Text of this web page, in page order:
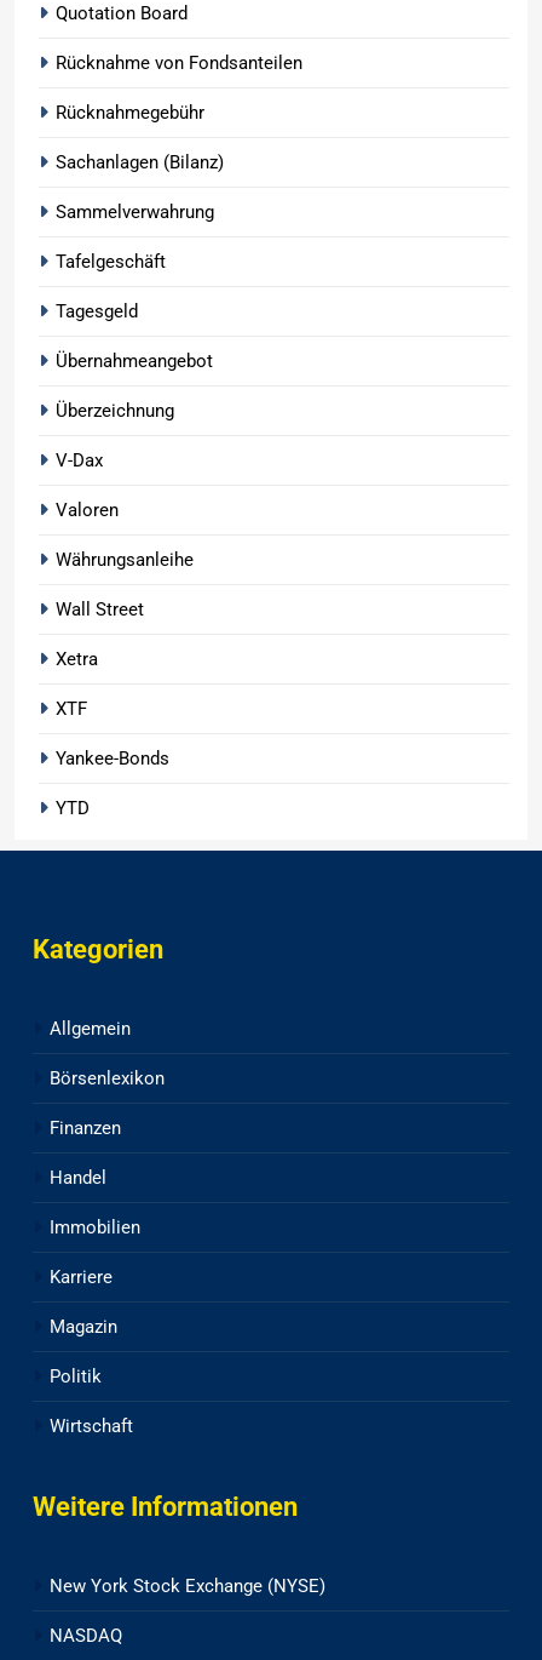
Quotation Board
Rücknahme von Fondsanteilen
Rücknahmegebühr
Sachanlagen (Bilanz)
Sammelverwahrung
Tafelgeschäft
Tagesgeld
Übernahmeangebot
Überzeichnung
V-Dax
Valoren
Währungsanleihe
Wall Street
Xetra
XTF
Yankee-Bonds
YTD
Kategorien
Allgemein
Börsenlexikon
Finanzen
Handel
Immobilien
Karriere
Magazin
Politik
Wirtschaft
Weitere Informationen
New York Stock Exchange (NYSE)
NASDAQ